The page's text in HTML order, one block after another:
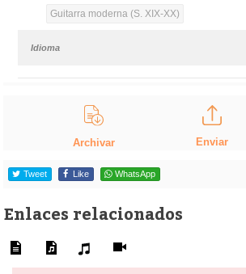
Guitarra moderna (S. XIX-XX)
Idioma
Archivar Enviar
Tweet Like WhatsApp
Enlaces relacionados